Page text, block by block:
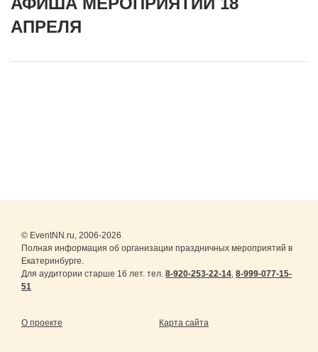
АПРЕЛЯ
© EventNN.ru, 2006-2026
Полная информация об организации праздничных мероприятий в
Екатеринбурге.
Для аудитории старше 16 лет. тел. 8-920-253-22-14, 8-999-077-15-
51
О проекте Карта сайта